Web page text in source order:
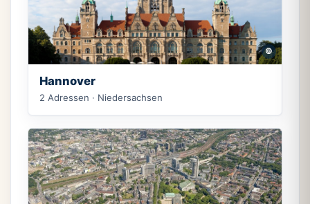
©
Hannover
2 Adressen · Niedersachsen